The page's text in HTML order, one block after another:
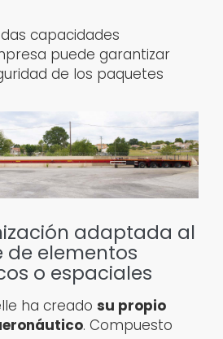
capacidades
puede garantizar
de los paquetes
adaptada al
elementos
o espaciales
ha creado su propio
. Compuesto